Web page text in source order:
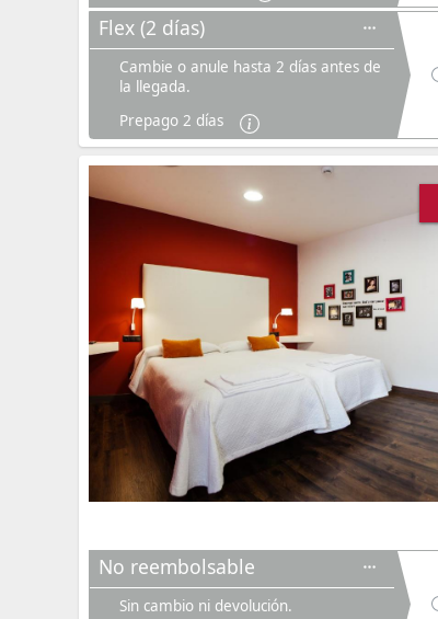
Flex (2 días)
Cambie o anule hasta 2 días antes de
la llegada.
Prepago 2 días
No reembolsable
Sin cambio ni devolución.